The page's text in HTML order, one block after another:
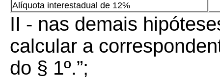
Alíquota interestadual de 12%
II - nas demais
calcular a
do § 1º.”;